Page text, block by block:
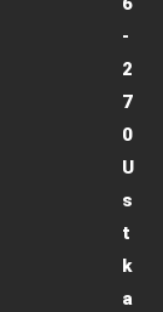
-
2
7
0
U
s
t
k
a